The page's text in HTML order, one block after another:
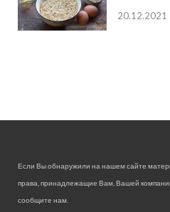
20.12.2021
Если Вы обнаружили на нашем сайте
права, принадлежащие Вам, Вашей
сообщите нам.